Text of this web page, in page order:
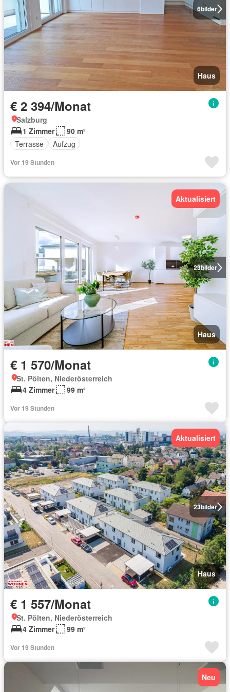
6bilder
Haus
€ 2 394/Monat
Salzburg
1 Zimmer
90 m²
Terrasse
Aufzug
Vor 19 Stunden
23bilder
Aktualisiert
Haus
€ 1 570/Monat
St. Pölten, Niederösterreich
4 Zimmer
99 m²
Vor 19 Stunden
23bilder
Aktualisiert
Haus
€ 1 557/Monat
St. Pölten, Niederösterreich
4 Zimmer
99 m²
Vor 19 Stunden
Neu